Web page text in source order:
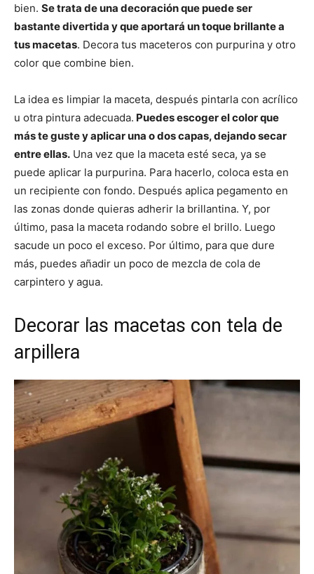
bien. Se trata de una decoración que puede ser
bastante divertida y que aportará un toque brillante a
tus macetas. Decora tus maceteros con purpurina y otro
color que combine bien.
La idea es limpiar la maceta, después pintarla con acrílico
u otra pintura adecuada. Puedes escoger el color que
más te guste y aplicar una o dos capas, dejando secar
entre ellas. Una vez que la maceta esté seca, ya se
puede aplicar la purpurina. Para hacerlo, coloca esta en
un recipiente con fondo. Después aplica pegamento en
las zonas donde quieras adherir la brillantina. Y, por
último, pasa la maceta rodando sobre el brillo. Luego
sacude un poco el exceso. Por último, para que dure
más, puedes añadir un poco de mezcla de cola de
carpintero y agua.
Decorar las macetas con tela de
arpillera